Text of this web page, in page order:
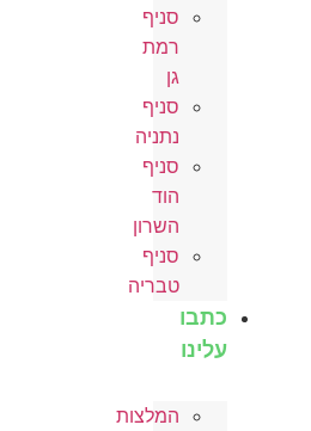
סניף
רמת
גן
סניף
נתניה
סניף
הוד
השרון
סניף
טבריה
כתבו
עלינו
המלצות